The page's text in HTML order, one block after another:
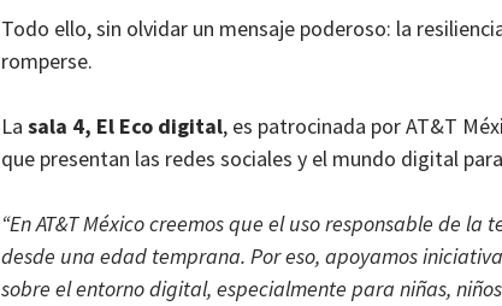
Todo ello, sin olvidar un mensaje poderoso: la
romperse.
La sala 4, El Eco digital, es patrocinada por AT&T
que presentan las redes sociales y el mundo digital
“En AT&T México creemos que el uso responsable de
desde una edad temprana. Por eso, apoyamos
sobre el entorno digital, especialmente para niñas,